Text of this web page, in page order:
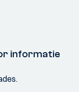
informatie